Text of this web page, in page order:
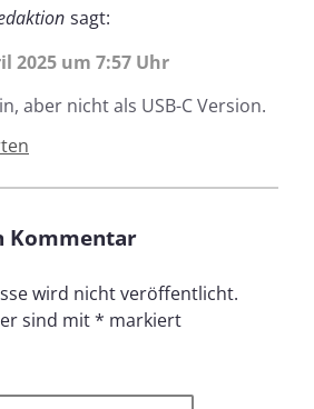
sagt:
2025 um 7:57 Uhr
aber nicht als USB-C Version.
Kommentar
wird nicht veröffentlicht.
sind mit* markiert